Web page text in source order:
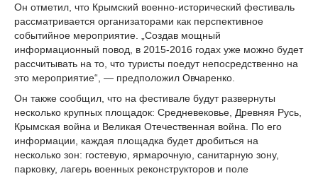
Он отметил, что Крымский военно-исторический фестиваль
рассматривается организаторами как перспективное
событийное мероприятие. „Создав мощный
информационный повод, в 2015-2016 годах уже можно будет
рассчитывать на то, что туристы поедут непосредственно на
это мероприятие“, — предположил Овчаренко.
Он также сообщил, что на фестивале будут развернуты
несколько крупных площадок: Средневековье, Древняя Русь,
Крымская война и Великая Отечественная война. По его
информации, каждая площадка будет дробиться на
несколько зон: гостевую, ярмарочную, санитарную зону,
парковку, лагерь военных реконструкторов и поле